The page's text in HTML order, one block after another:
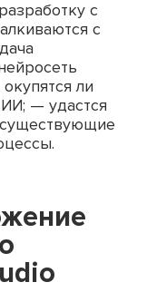
с
с
ли
— удастся